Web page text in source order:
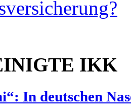
IKK
In deutschen